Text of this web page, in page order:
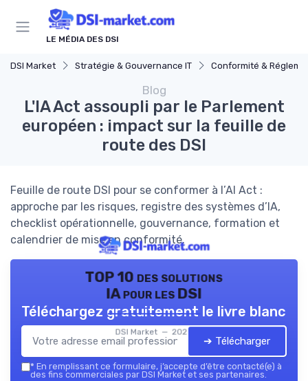
LE MÉDIA DES DSI
DSI Market Stratégie & Gouvernance IT Conformité &
Blog
L'IA Act assoupli par le Parlement
européen : impact sur la feuille de
route des DSI
Feuille de route DSI pour se conformer à l’AI Act :
approche par les risques, registre des systèmes d’IA,
checklist opérationnelle, gouvernance, formation et
calendrier de mise en conformité.
TOP 10 des solutions
IA pour les DSI
DSI Market — 2026
Téléchargez gratuitement le livre blanc
➔ Télécharger
* En remplissant ce formulaire, j’accepte d’être contacté(e) à
des fins commerciales par DSI Market et ses partenaires.
Panneau de gestion des cookies